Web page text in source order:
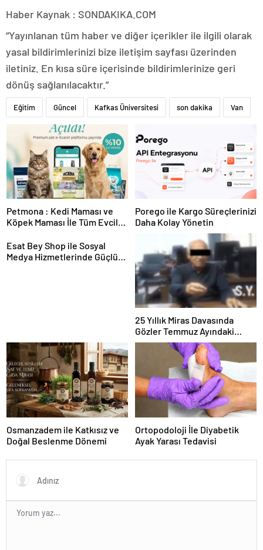
Haber Kaynak : SONDAKIKA.COM
“Yayınlanan tüm haber ve diğer içerikler ile ilgili olarak
yasal bildirimlerinizi bize iletişim sayfası üzerinden
iletiniz. En kısa süre içerisinde bildirimlerinize geri
dönüş sağlanılacaktır.”
Eğitim Güncel Kafkas Üniversitesi son dakika Van
Petmona : Kedi Maması ve
Köpek Maması İle Tüm Evcil
Porego ile Kargo Süreçlerinizi
Daha Kolay Yönetin
Esat Bey Shop ile Sosyal
Medya Hizmetlerinde Güçlü
25 Yıllık Miras Davasında
Gözler Temmuz Ayındaki
Karar Duruşmasına Çevrildi
Osmanzadem ile Katkısız ve
Doğal Beslenme Dönemi
Ortopodoloji İle Diyabetik
Ayak Yarası Tedavisi